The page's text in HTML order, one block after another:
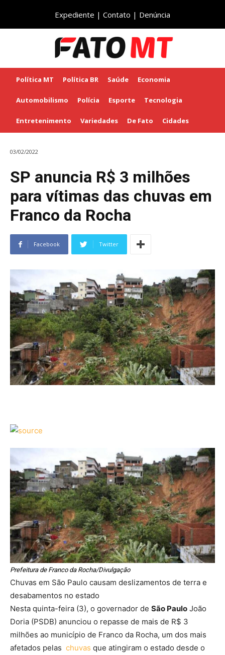
Expediente | Contato | Denúncia
Política MT Política BR Saúde Economia
Automobilismo Polícia Esporte Tecnologia
Entretenimento Variedades De Fato Cidades
03/02/2022
SP anuncia R$ 3 milhões
para vítimas das chuvas em
Franco da Rocha
Facebook Twitter
Prefeitura de Franco da Rocha/Divulgação
Chuvas em São Paulo causam deslizamentos de terra e
desabamentos no estado
Nesta quinta-feira (3), o governador de São Paulo João
Doria (PSDB) anunciou o repasse de mais de R$ 3
milhões ao município de Franco da Rocha, um dos mais
afetados pelas chuvas que atingiram o estado desde o